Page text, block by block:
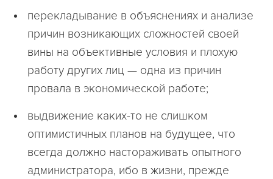
перекладывание в объяснениях и анализе
причин возникающих сложностей своей
вины на объективные условия и плохую
работу других лиц — одна из причин
провала в экономической работе;
выдвижение каких-то не слишком
оптимистичных планов на будущее, что
всегда должно настораживать опытного
администратора, ибо в жизни, прежде